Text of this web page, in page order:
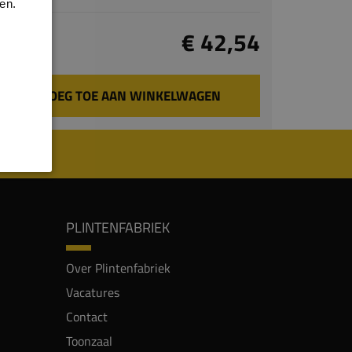
€ 42,54
VOEG TOE AAN WINKELWAGEN
PLINTENFABRIEK
Over Plintenfabriek
Vacatures
Contact
Toonzaal